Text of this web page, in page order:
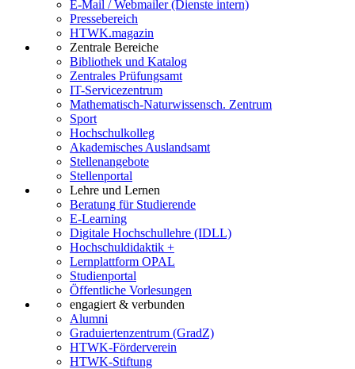
E-Mail / Webmailer (Dienste intern)
Pressebereich
HTWK.magazin
Zentrale Bereiche
Bibliothek und Katalog
Zentrales Prüfungsamt
IT-Servicezentrum
Mathematisch-Naturwissensch. Zentrum
Sport
Hochschulkolleg
Akademisches Auslandsamt
Stellenangebote
Stellenportal
Lehre und Lernen
Beratung für Studierende
E-Learning
Digitale Hochschullehre (IDLL)
Hochschuldidaktik +
Lernplattform OPAL
Studienportal
Öffentliche Vorlesungen
engagiert & verbunden
Alumni
Graduiertenzentrum (GradZ)
HTWK-Förderverein
HTWK-Stiftung